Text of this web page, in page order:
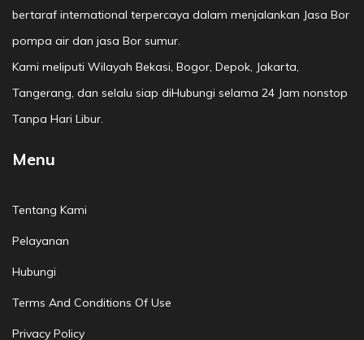
bertaraf international terpercaya dalam menjalankan Jasa Bor
pompa air dan jasa Bor sumur.
Kami meliputi Wilayah Bekasi, Bogor, Depok, Jakarta,
Tangerang, dan selalu siap diHubungi selama 24 Jam nonstop
Tanpa Hari Libur.
Menu
Tentang Kami
Pelayanan
Hubungi
Terms And Conditions Of Use
Privacy Policy